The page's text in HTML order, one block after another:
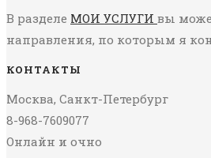
В разделе МОИ УСЛУГИ вы
направления, по которым я
КОНТАКТЫ
Москва, Санкт-Петербург
8-968-7609077
Онлайн и очно